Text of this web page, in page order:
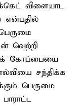
விளையாட
வெற்றி
கோப்பையை
சந்திக்க
பெருமை